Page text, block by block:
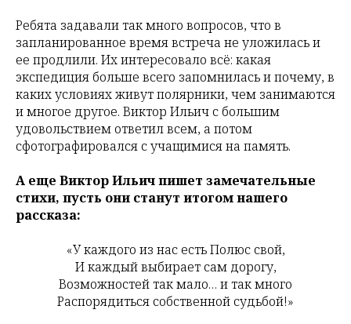
Ребята задавали так много вопросов, что в
запланированное время встреча не уложилась и
ее продлили. Их интересовало всё: какая
экспедиция больше всего запомнилась и почему, в
каких условиях живут полярники, чем занимаются
и многое другое. Виктор Ильич с большим
удовольствием ответил всем, а потом
сфотографировался с учащимися на память.
А еще Виктор Ильич пишет замечательные
стихи, пусть они станут итогом нашего
рассказа:
«У каждого из нас есть Полюс свой,
И каждый выбирает сам дорогу,
Возможностей так мало… и так много
Распорядиться собственной судьбой!»